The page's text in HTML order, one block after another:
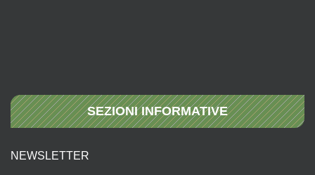
SEZIONI INFORMATIVE
NEWSLETTER